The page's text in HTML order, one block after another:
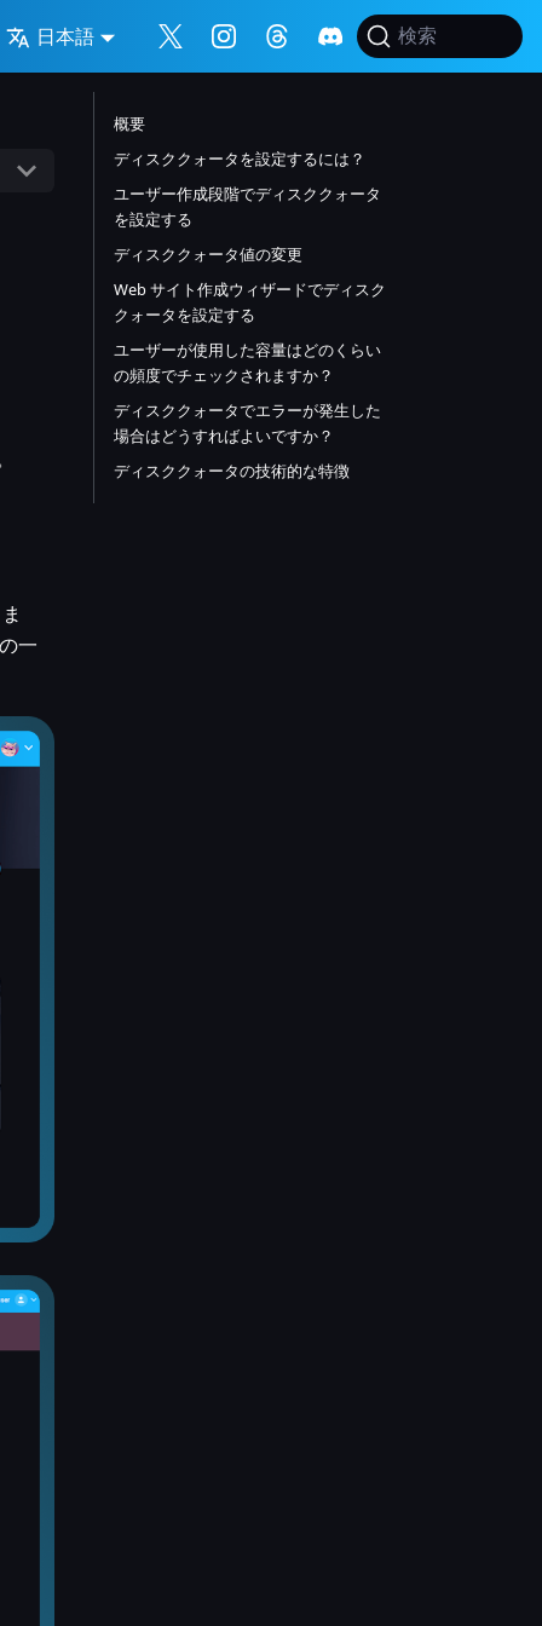
日本語 検索
一
概要
ディスククォータを設定するには？
ユーザー作成段階でディスククォータ
を設定する
ディスククォータ値の変更
Web サイト作成ウィザードでディスク
クォータを設定する
ユーザーが使用した容量はどのくらい
の頻度でチェックされますか？
ディスククォータでエラーが発生した
場合はどうすればよいですか？
ディスククォータの技術的な特徴